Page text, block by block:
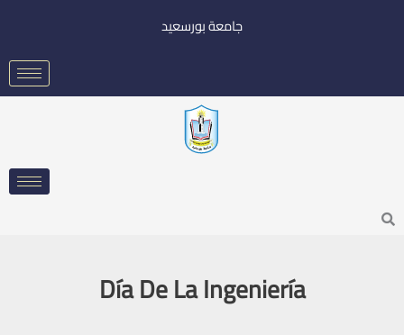
جامعة بورسعيد
Search
Día De La Ingeniería